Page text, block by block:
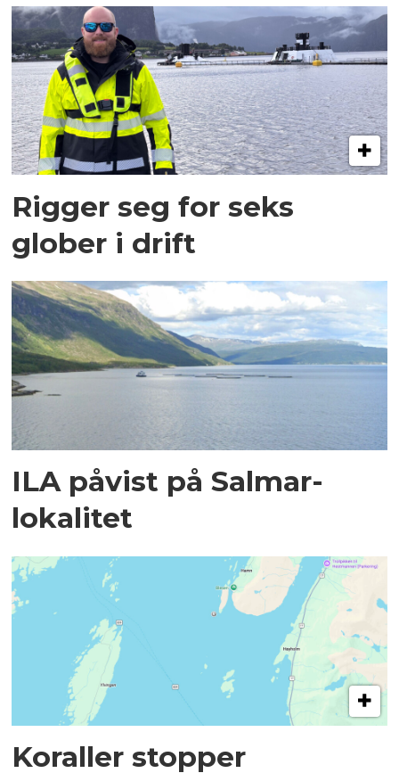
Rigger seg for seks
glober i drift
ILA påvist på Salmar-
lokalitet
Koraller stopper